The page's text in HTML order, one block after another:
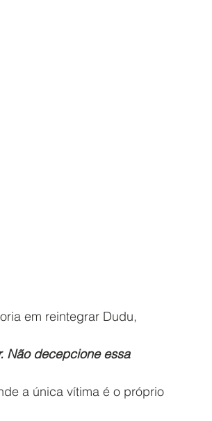
em reintegrar Dudu,
Não decepcione essa
a única vítima é o próprio